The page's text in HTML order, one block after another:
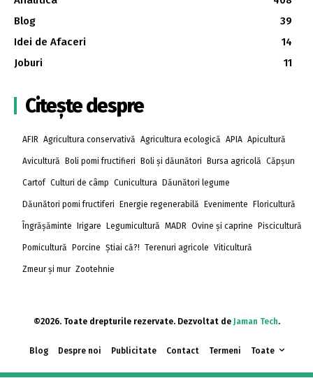
Blog
39
Idei de Afaceri
14
Joburi
11
Citește despre
AFIR Agricultura conservativă Agricultura ecologică APIA Apicultură
Avicultură Boli pomi fructifieri Boli și dăunători Bursa agricolă Căpșun
Cartof Culturi de câmp Cunicultura Dăunători legume
Dăunători pomi fructiferi Energie regenerabilă Evenimente Floricultură
Îngrășăminte Irigare Legumicultură MADR Ovine și caprine Piscicultură
Pomicultură Porcine Știai că?! Terenuri agricole Viticultură
Zmeur și mur Zootehnie
©2026. Toate drepturile rezervate. Dezvoltat de Jaman Tech.
Blog Despre noi Publicitate Contact Termeni Toate